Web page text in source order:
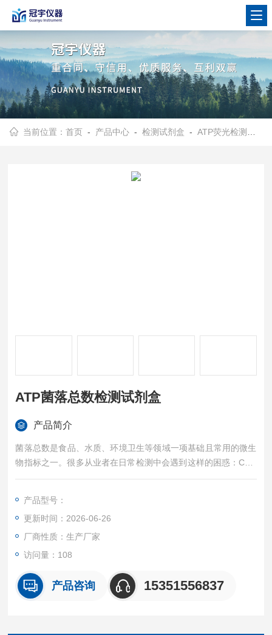
当前位置：首页 - 产品中心 -检测试剂盒 -ATP荧光检测试剂
ATP菌落总数检测试剂盒
产品简介
菌落总数是食品、水质、环境卫生等领域一项基础且常用的微生
物指标之一。很多从业者在日常检测中会遇到这样的困惑：CFU
是什么意思？RLU和CFU有什么关系？传统平板培养法和ATP荧
试剂盒这一核心产品，从原理到场景、从限值到选型，为您全面
解答。
产品型号：
更新时间：2026-06-26
厂商性质：生产厂家
访问量：108
产品咨询 15351556837